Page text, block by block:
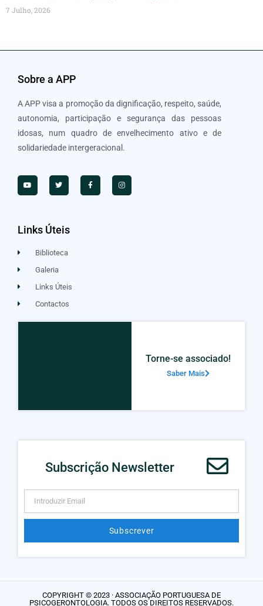
7 Julho, 2026
Sobre a APP
A APP visa a promoção da dignificação, respeito, saúde,
autonomia, participação e segurança das pessoas
idosas, num quadro de envelhecimento ativo e de
solidariedade intergeracional.
Links Úteis
Biblioteca
Galeria
Links Úteis
Contactos
Torne-se associado!
Saber Mais
Subscrição Newsletter
Subscrever
COPYRIGHT © 2023 · ASSOCIAÇÃO PORTUGUESA DE
PSICOGERONTOLOGIA. TODOS OS DIREITOS RESERVADOS.